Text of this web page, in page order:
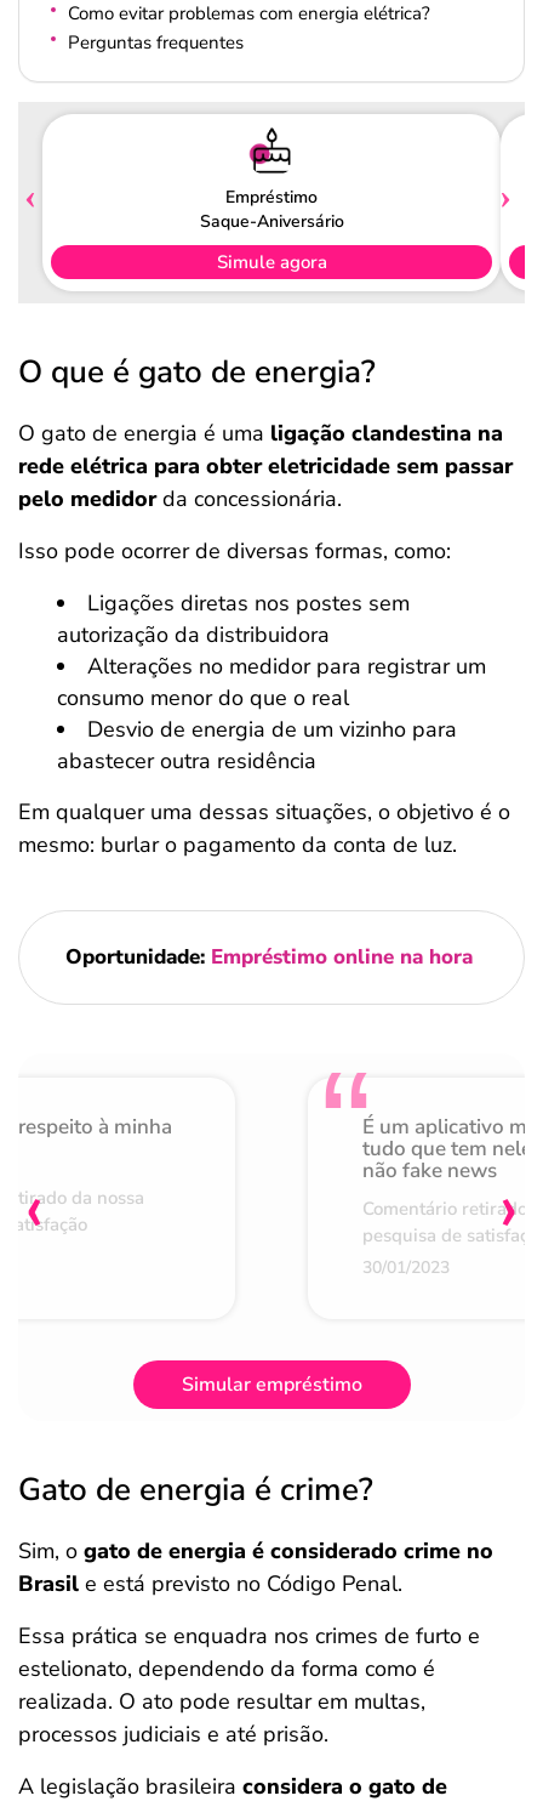
Como evitar problemas com energia elétrica?
Perguntas frequentes
Empréstimo
Saque-Aniversário
Simule agora
O que é gato de energia?
O gato de energia é uma ligação clandestina na
rede elétrica para obter eletricidade sem passar
pelo medidorda concessionária.
Isso pode ocorrer de diversas formas, como:
Ligações diretas nos postes sem
autorização da distribuidora
Alterações no medidor para registrar um
consumo menor do que o real
Desvio de energia de um vizinho para
abastecer outra residência
Em qualquer uma dessas situações, o objetivo é o
mesmo: burlar o pagamento da conta de luz.
Oportunidade: Empréstimo online na hora
respeito à minha
da nossa
É um aplicativo
tudo que tem nele
não fake news
Comentário retirado
pesquisa de
30/01/2023
‹ ›
Simular empréstimo
Gato de energia é crime?
Sim, o gato de energia é considerado crime no
Brasil e está previsto no Código Penal.
Essa prática se enquadra nos crimes de furto e
estelionato, dependendo da forma como é
realizada. O ato pode resultar em multas,
processos judiciais e até prisão.
A legislação brasileira considera o gato de